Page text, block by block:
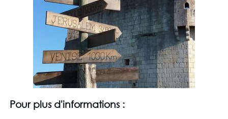
Pour plus d'informations :